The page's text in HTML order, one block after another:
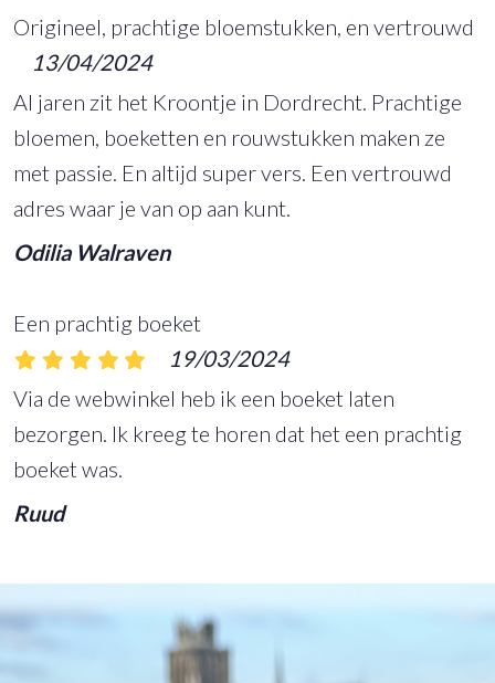
Origineel, prachtige bloemstukken, en vertrouwd
13/04/2024
Al jaren zit het Kroontje in Dordrecht. Prachtige
bloemen, boeketten en rouwstukken maken ze
met passie. En altijd super vers. Een vertrouwd
adres waar je van op aan kunt.
Odilia Walraven
Een prachtig boeket
19/03/2024
Via de webwinkel heb ik een boeket laten
bezorgen. Ik kreeg te horen dat het een prachtig
boeket was.
Ruud